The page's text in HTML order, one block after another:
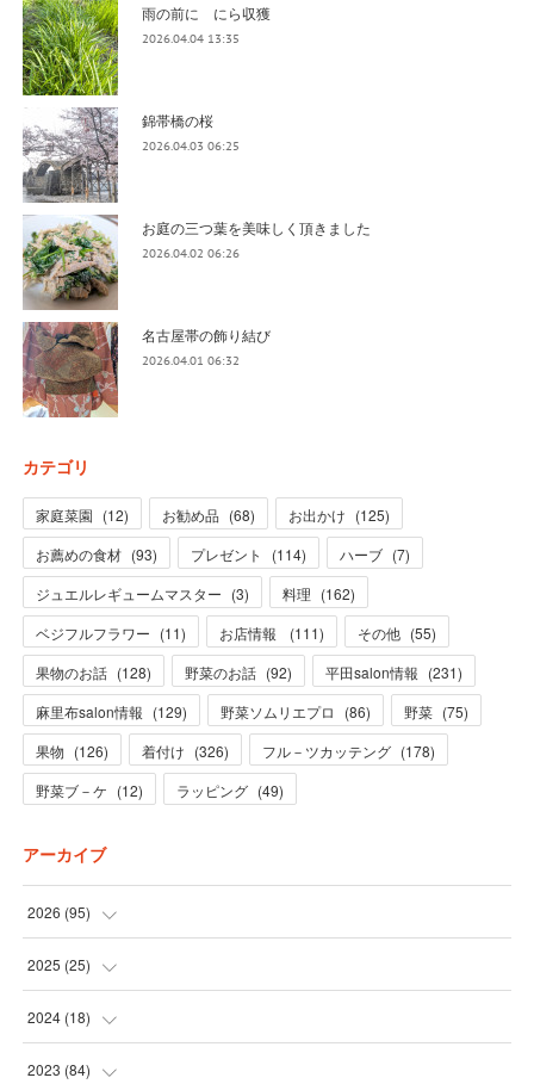
雨の前に にら収獲
2026.04.04 13:35
錦帯橋の桜
2026.04.03 06:25
お庭の三つ葉を美味しく頂きました
2026.04.02 06:26
名古屋帯の飾り結び
2026.04.01 06:32
カテゴリ
家庭菜園 (12) お勧め品 (68) お出かけ (125)
お薦めの食材 (93) プレゼント (114) ハーブ (7)
ジュエルレギュームマスター (3) 料理 (162)
ベジフルフラワー (11) お店情報 (111) その他 (55)
果物のお話 (128) 野菜のお話 (92) 平田salon情報 (231)
麻里布salon情報 (129) 野菜ソムリエプロ (86) 野菜 (75)
果物 (126) 着付け (326) フル－ツカッテング (178)
野菜ブ－ケ (12) ラッピング (49)
アーカイブ
2026 (95)
(5
(31 )
(28
2025 (25)
(3
(19 )
2024(18)
(1
2023 (84)